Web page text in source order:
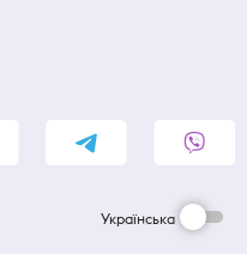
Українська